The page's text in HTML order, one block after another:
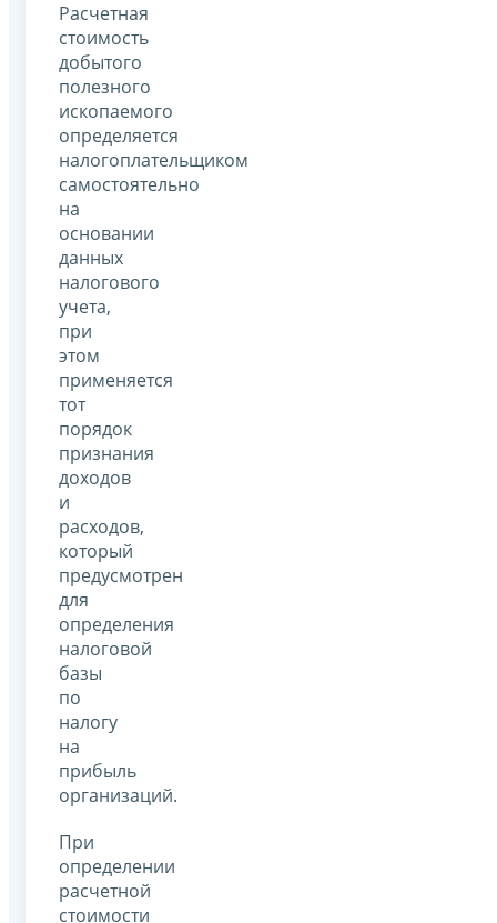
Расчетная
стоимость
добытого
полезного
ископаемого
определяется
налогоплательщиком
самостоятельно
на
основании
данных
налогового
учета,
при
этом
применяется
тот
порядок
признания
доходов
и
расходов,
который
предусмотрен
для
определения
налоговой
базы
по
налогу
на
прибыль
организаций.
При
определении
расчетной
стоимости